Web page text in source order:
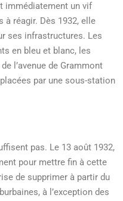
immédiatement un vif
à réagir. Dès 1932, elle
ses infrastructures. Les
en bleu et blanc, les
l’avenue de Grammont
par une sous-station
pas. Le 13 août 1932,
pour mettre fin à cette
de supprimer à partir du
à l’exception des